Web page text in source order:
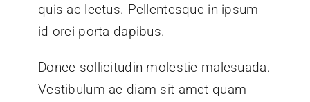
quis ac lectus. Pellentesque in ipsum
id orci porta dapibus.
Donec sollicitudin molestie malesuada.
Vestibulum ac diam sit amet quam